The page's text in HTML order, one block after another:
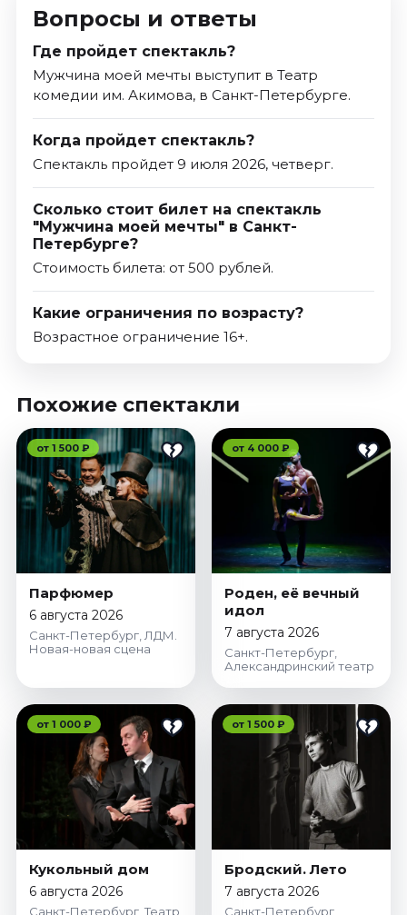
Вопросы и ответы
Где пройдет спектакль?
Мужчина моей мечты выступит в Театр
комедии им. Акимова, в Санкт-Петербурге.
Когда пройдет спектакль?
Спектакль пройдет 9 июля 2026, четверг.
Сколько стоит билет на спектакль
"Мужчина моей мечты" в Санкт-
Петербурге?
Стоимость билета: от 500 рублей.
Какие ограничения по возрасту?
Возрастное ограничение 16+.
Похожие спектакли
от 1 500 ₽
Парфюмер
6 августа 2026
Санкт-Петербург, ЛДМ.
Новая-новая сцена
от 4 000 ₽
Роден, её вечный
идол
7 августа 2026
Санкт-Петербург,
Александринский театр
от 1 000 ₽
Кукольный дом
6 августа 2026
Санкт-Петербург, Театр
от 1 500 ₽
Бродский. Лето
7 августа 2026
Санкт-Петербург,